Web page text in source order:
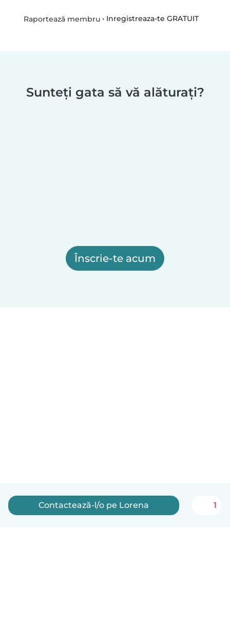
Raportează membru• Inregistreaza-te GRATUIT
Sunteți gata să vă alăturați?
Înscrie-te acum
Contactează-l/o pe Lorena 1